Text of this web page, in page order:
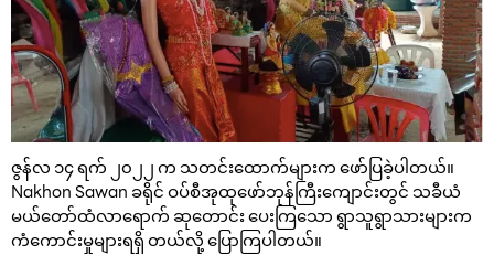
ဇွန်လ ၁၄ ရက် ၂၀၂၂ က သတင်းထောက်များက ဖော်ပြခဲ့ပါတယ်။
Nakhon Sawan ခရိုင် ဝပ်စီအုထုဖော်ဘုန်ကြီးကျောင်းတွင် သခီယံ
မယ်တော်ထံလာရောက် ဆုတောင်း ပေးကြသော ရွာသူရွာသားများက
ကံကောင်းမှုများရရှိ တယ်လို့ ပြောကြပါတယ်။